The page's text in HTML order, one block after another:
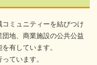
ミュニティーを結びつけ
地、商業施設の公共公益
有しています。
ています。